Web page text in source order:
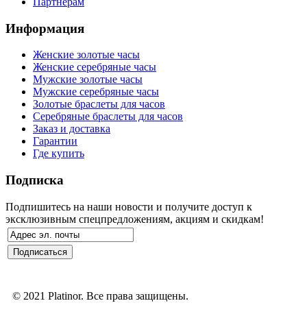
Информация
Женские золотые часы
Женские серебряные часы
Мужские золотые часы
Мужские серебряные часы
Золотые браслеты для часов
Серебряные браслеты для часов
Заказ и доставка
Гарантии
Где купить
Подписка
Подпишитесь на наши новости и получите доступ к
эксклюзивным спецпредложениям, акциям и скидкам!
© 2021 Platinor. Все права защищены.